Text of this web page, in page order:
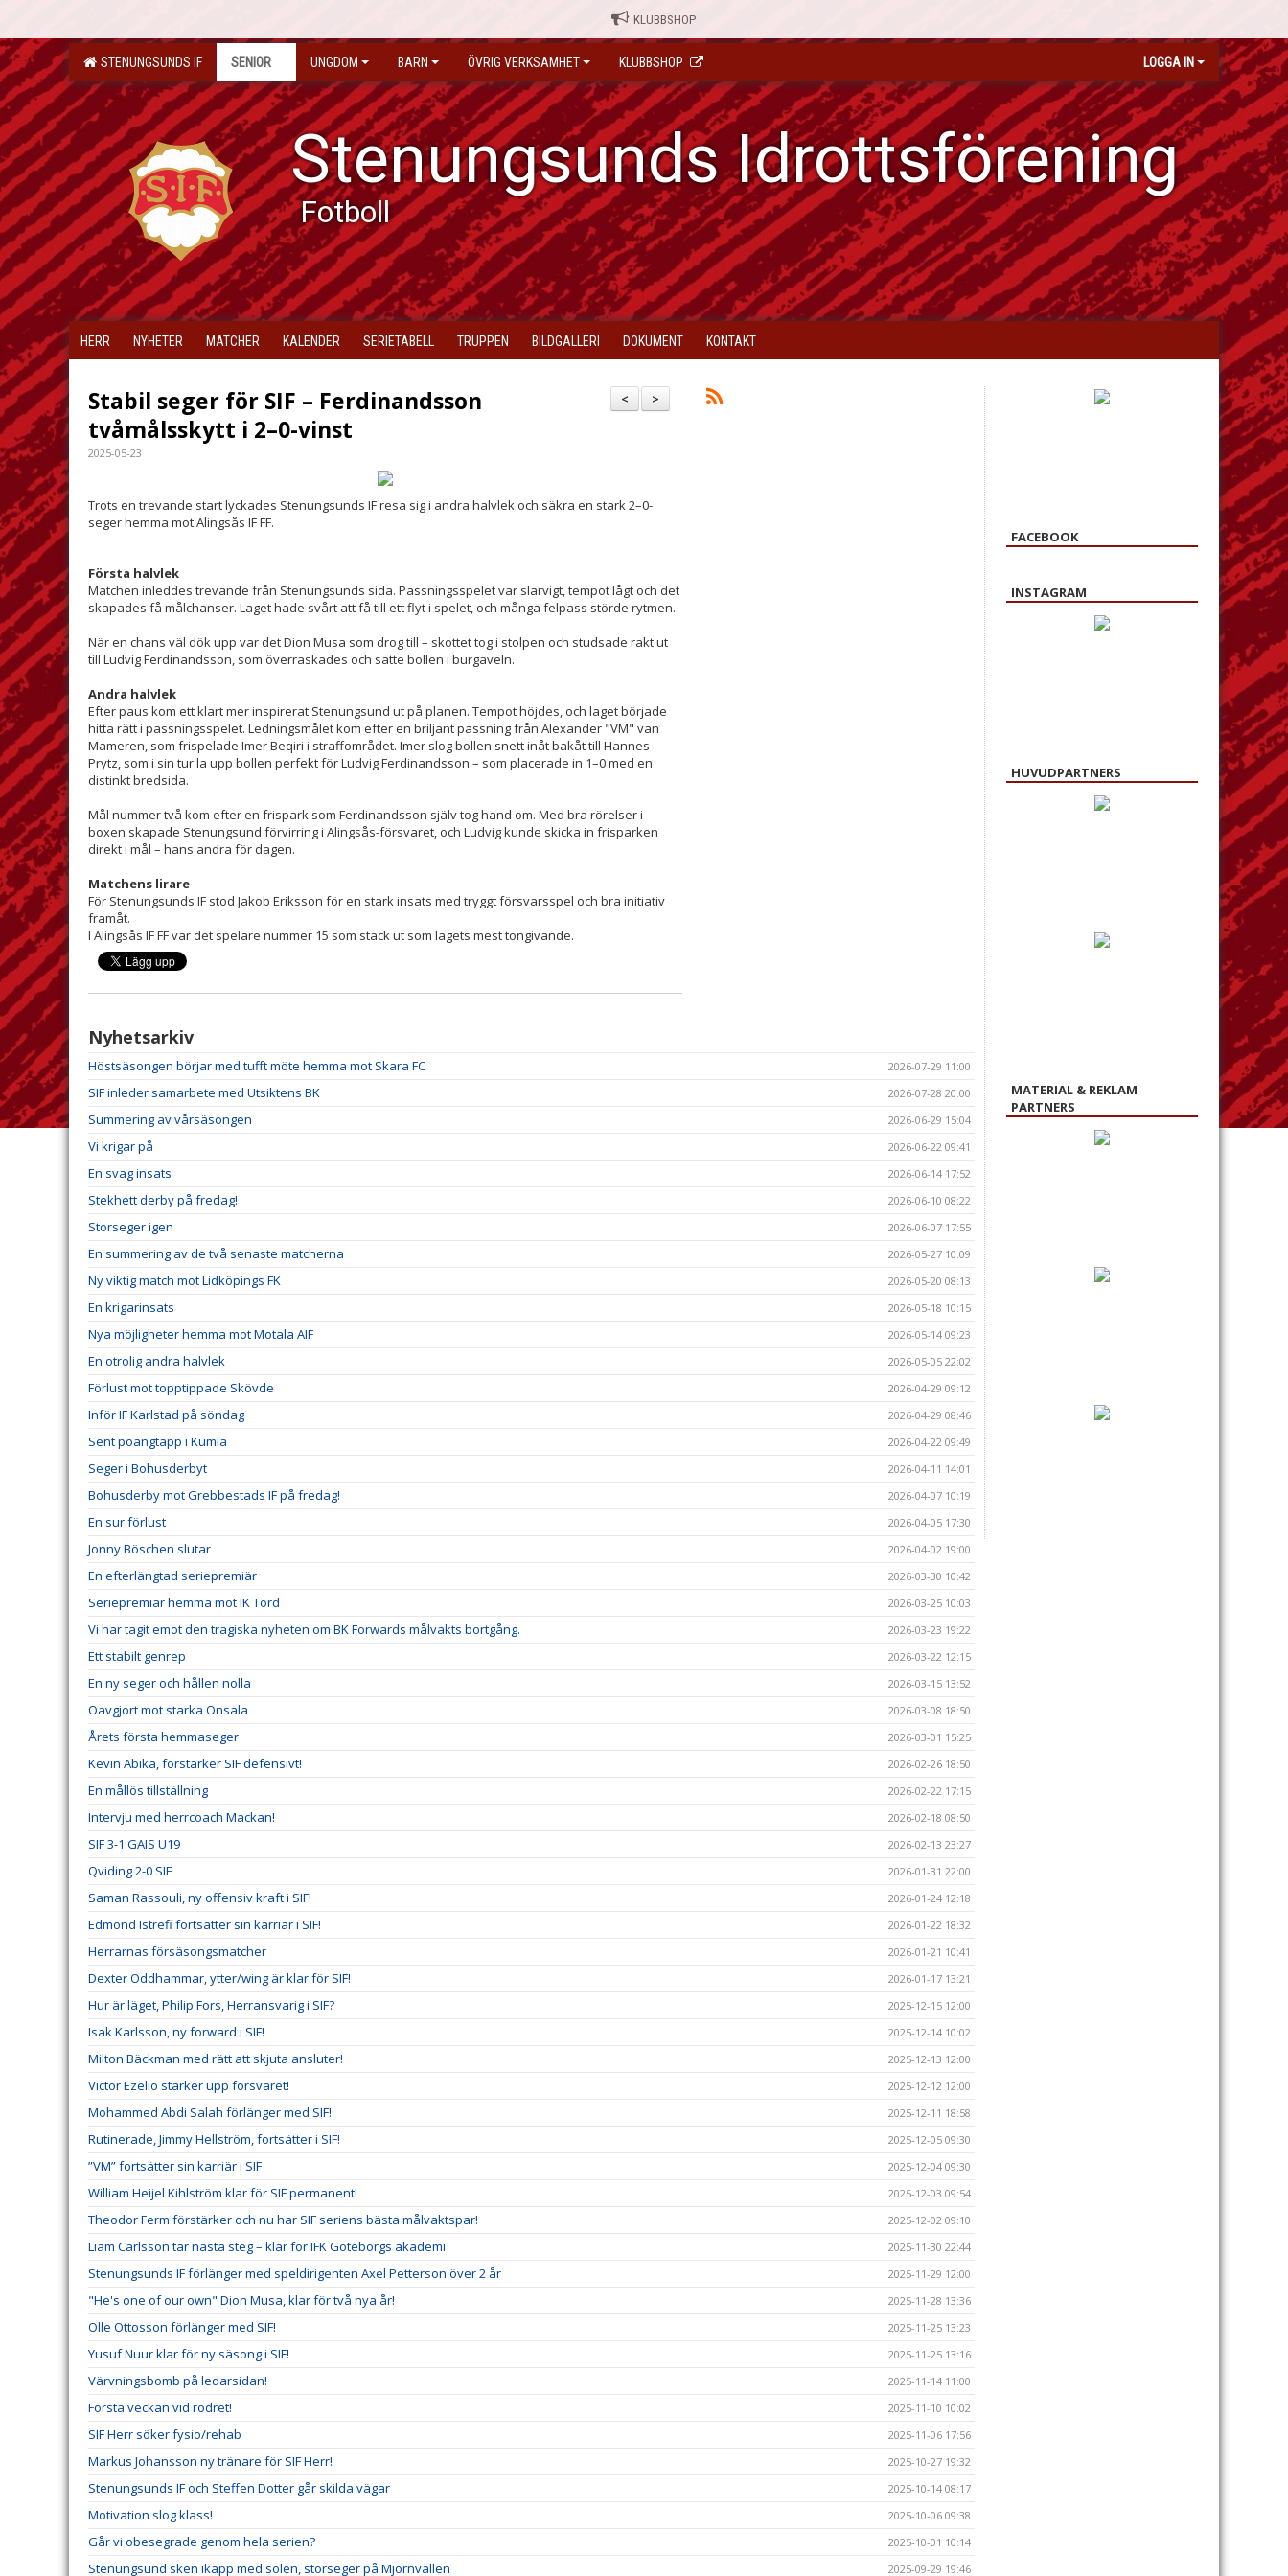
KLUBBSHOP
STENUNGSUNDS IF SENIOR UNGDOM BARN ÖVRIG VERKSAMHET KLUBBSHOP LOGGA IN
Stenungsunds Idrottsförening
Fotboll
HERR NYHETER MATCHER KALENDER SERIETABELL TRUPPEN BILDGALLERI DOKUMENT KONTAKT
>
<
Stabil seger för SIF – Ferdinandsson
tvåmålsskytt i 2–0-vinst
2025-05-23
Trots en trevande start lyckades Stenungsunds IF resa sig i andra halvlek och säkra en stark 2–0-
seger hemma mot Alingsås IF FF.
Första halvlek
Matchen inleddes trevande från Stenungsunds sida. Passningsspelet var slarvigt, tempot lågt och det
skapades få målchanser. Laget hade svårt att få till ett flyt i spelet, och många felpass störde rytmen.
När en chans väl dök upp var det Dion Musa som drog till – skottet tog i stolpen och studsade rakt ut
till Ludvig Ferdinandsson, som överraskades och satte bollen i burgaveln.
Andra halvlek
Efter paus kom ett klart mer inspirerat Stenungsund ut på planen. Tempot höjdes, och laget började
hitta rätt i passningsspelet. Ledningsmålet kom efter en briljant passning från Alexander "VM" van
Mameren, som frispelade Imer Beqiri i straffområdet. Imer slog bollen snett inåt bakåt till Hannes
Prytz, som i sin tur la upp bollen perfekt för Ludvig Ferdinandsson – som placerade in 1–0 med en
distinkt bredsida.
Mål nummer två kom efter en frispark som Ferdinandsson själv tog hand om. Med bra rörelser i
boxen skapade Stenungsund förvirring i Alingsås-försvaret, och Ludvig kunde skicka in frisparken
direkt i mål – hans andra för dagen.
Matchens lirare
För Stenungsunds IF stod Jakob Eriksson för en stark insats med tryggt försvarsspel och bra initiativ
framåt.
I Alingsås IF FF var det spelare nummer 15 som stack ut som lagets mest tongivande.
Nyhetsarkiv
Höstsäsongen börjar med tufft möte hemma mot Skara FC 2026-07-29 11:00
SIF inleder samarbete med Utsiktens BK 2026-07-28 20:00
Summering av vårsäsongen 2026-06-29 15:04
Vi krigar på 2026-06-22 09:41
En svag insats 2026-06-14 17:52
Stekhett derby på fredag! 2026-06-10 08:22
Storseger igen 2026-06-07 17:55
En summering av de två senaste matcherna 2026-05-27 10:09
Ny viktig match mot Lidköpings FK 2026-05-20 08:13
En krigarinsats 2026-05-18 10:15
Nya möjligheter hemma mot Motala AIF 2026-05-14 09:23
En otrolig andra halvlek 2026-05-05 22:02
Förlust mot topptippade Skövde 2026-04-29 09:12
Inför IF Karlstad på söndag 2026-04-29 08:46
Sent poängtapp i Kumla 2026-04-22 09:49
Seger i Bohusderbyt 2026-04-11 14:01
Bohusderby mot Grebbestads IF på fredag! 2026-04-07 10:19
En sur förlust 2026-04-05 17:30
Jonny Böschen slutar 2026-04-02 19:00
En efterlängtad seriepremiär 2026-03-30 10:42
Seriepremiär hemma mot IK Tord 2026-03-25 10:03
Vi har tagit emot den tragiska nyheten om BK Forwards målvakts bortgång. 2026-03-23 19:22
Ett stabilt genrep 2026-03-22 12:15
En ny seger och hållen nolla 2026-03-15 13:52
Oavgjort mot starka Onsala 2026-03-08 18:50
Årets första hemmaseger 2026-03-01 15:25
Kevin Abika, förstärker SIF defensivt! 2026-02-26 18:50
En mållös tillställning 2026-02-22 17:15
Intervju med herrcoach Mackan! 2026-02-18 08:50
SIF 3-1 GAIS U19 2026-02-13 23:27
Qviding 2-0 SIF 2026-01-31 22:00
Saman Rassouli, ny offensiv kraft i SIF! 2026-01-24 12:18
Edmond Istrefi fortsätter sin karriär i SIF! 2026-01-22 18:32
Herrarnas försäsongsmatcher 2026-01-21 10:41
Dexter Oddhammar, ytter/wing är klar för SIF! 2026-01-17 13:21
Hur är läget, Philip Fors, Herransvarig i SIF? 2025-12-15 12:00
Isak Karlsson, ny forward i SIF! 2025-12-14 10:02
Milton Bäckman med rätt att skjuta ansluter! 2025-12-13 12:00
Victor Ezelio stärker upp försvaret! 2025-12-12 12:00
Mohammed Abdi Salah förlänger med SIF! 2025-12-11 18:58
Rutinerade, Jimmy Hellström, fortsätter i SIF! 2025-12-05 09:30
”VM” fortsätter sin karriär i SIF 2025-12-04 09:30
William Heijel Kihlström klar för SIF permanent! 2025-12-03 09:54
Theodor Ferm förstärker och nu har SIF seriens bästa målvaktspar! 2025-12-02 09:10
Liam Carlsson tar nästa steg – klar för IFK Göteborgs akademi 2025-11-30 22:44
Stenungsunds IF förlänger med speldirigenten Axel Petterson över 2 år 2025-11-29 12:00
"He's one of our own" Dion Musa, klar för två nya år! 2025-11-28 13:36
Olle Ottosson förlänger med SIF! 2025-11-25 13:23
Yusuf Nuur klar för ny säsong i SIF! 2025-11-25 13:16
Värvningsbomb på ledarsidan! 2025-11-14 11:00
Första veckan vid rodret! 2025-11-10 10:02
SIF Herr söker fysio/rehab 2025-11-06 17:56
Markus Johansson ny tränare för SIF Herr! 2025-10-27 19:32
Stenungsunds IF och Steffen Dotter går skilda vägar 2025-10-14 08:17
Motivation slog klass! 2025-10-06 09:38
Går vi obesegrade genom hela serien? 2025-10-01 10:14
Stenungsund sken ikapp med solen, storseger på Mjörnvallen 2025-09-29 19:46
FACEBOOK
INSTAGRAM
HUVUDPARTNERS
MATERIAL & REKLAM
PARTNERS